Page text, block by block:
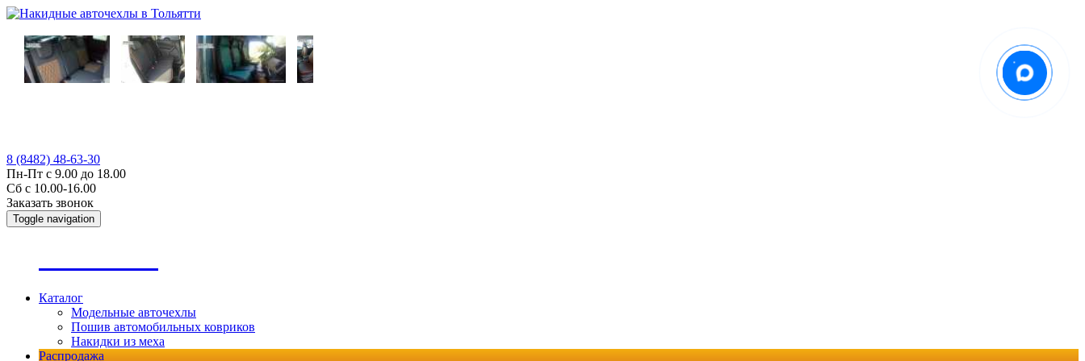
8 (8482) 48-63-30
Пн-Пт с 9.00 до 18.00
Сб с 10.00-16.00
Заказать звонок
Toggle navigation
Каталог
Модельные авточехлы
Пошив автомобильных ковриков
Накидки из меха
Распродажа